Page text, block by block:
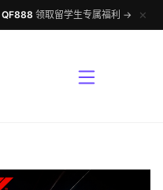
QF888 领取留学生专属福利 → ✕